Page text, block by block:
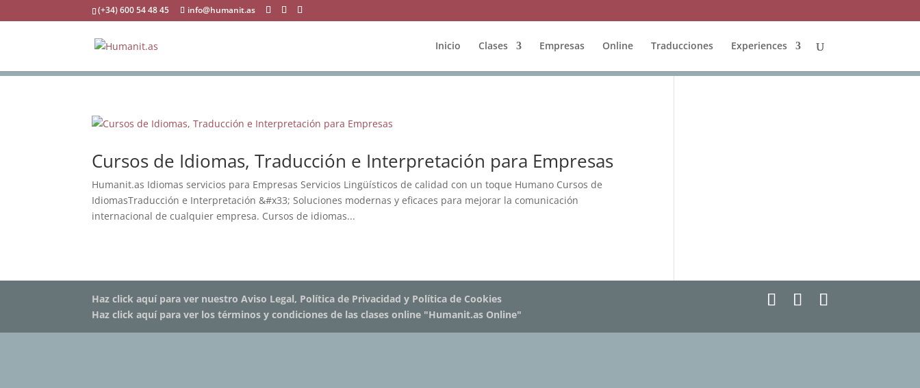
(+34) 600 54 48 45 info@humanit.as
Inicio Clases Empresas Online Traducciones Experiences
Cursos de Idiomas, Traducción e Interpretación para Empresas
Humanit.as Idiomas servicios para Empresas Servicios Lingüísticos de calidad con un toque Humano Cursos de
IdiomasTraducción e Interpretación &#x33; Soluciones modernas y eficaces para mejorar la comunicación
internacional de cualquier empresa. Cursos de idiomas...
Haz click aquí para ver nuestro Aviso Legal, Política de Privacidad y Política de Cookies
Haz click aquí para ver los términos y condiciones de las clases online "Humanit.as Online"